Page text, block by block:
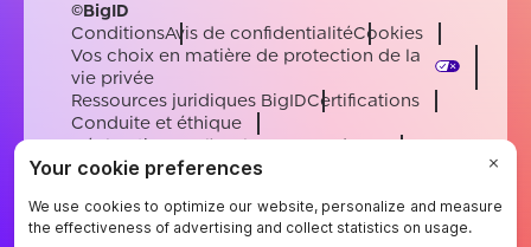
©BigID
ConditionsAvis de confidentialitéCookies
Vos choix en matière de protection de la
vie privée
Ressources juridiques BigIDCertifications
Conduite et éthique
Déclaration sur l'esclavage moderne
Sous-processeursSoutien
EnglishGermanFrenchSpanishPortuguese